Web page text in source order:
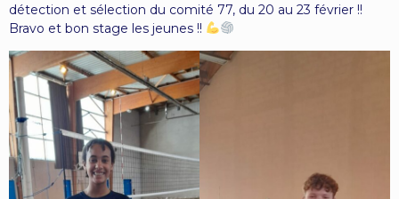
détection et sélection du comité 77, du 20 au 23 février !!
Bravo et bon stage les jeunes !!